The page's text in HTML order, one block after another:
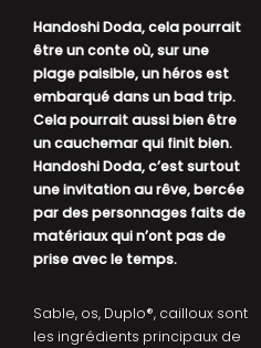
Handoshi Doda, cela pourrait
être un conte où, sur une
plage paisible, un héros est
embarqué dans un bad trip.
Cela pourrait aussi bien être
un cauchemar qui finit bien.
Handoshi Doda, c’est surtout
une invitation au rêve, bercée
par des personnages faits de
matériaux qui n’ont pas de
prise avec le temps.
Sable, os, Duplo®, cailloux sont
les ingrédients principaux de